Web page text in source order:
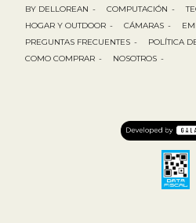
BY DELLOREAN - COMPUTACIÓN -
HOGAR Y OUTDOOR - CÁMARAS -
PREGUNTAS FRECUENTES - POLÍTICA
COMO COMPRAR - NOSOTROS -